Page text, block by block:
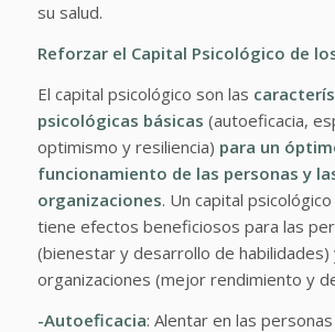
su salud.
Reforzar el Capital Psicológico de
El capital psicológico son las
psicológicas básicas (autoeficacia,
optimismo y resiliencia) para un
funcionamiento de las personas y
organizaciones. Un capital
tiene efectos beneficiosos para las
(bienestar y desarrollo de habilidades)
organizaciones (mejor rendimiento y
-Autoeficacia: Alentar en las